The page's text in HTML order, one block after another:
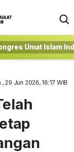
Umat Islam
, 29 Jun 2026, 16:17 WIB